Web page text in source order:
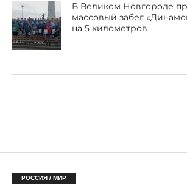
В Великом Новгороде
массовый забег
на 5 километров
РОССИЯ / МИР